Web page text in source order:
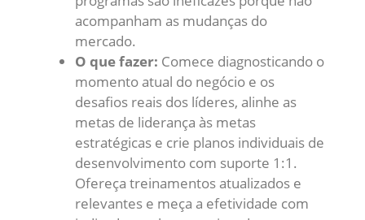
acompanham as mudanças do
mercado.
O que fazer: Comece diagnosticando o
momento atual do negócio e os
desafios reais dos líderes, alinhe as
metas de liderança às metas
estratégicas e crie planos individuais de
desenvolvimento com suporte 1:1.
Ofereça treinamentos atualizados e
relevantes e meça a efetividade com